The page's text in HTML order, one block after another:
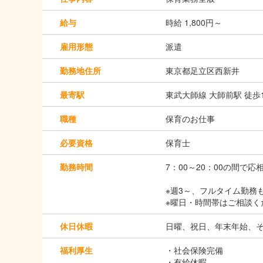
給与 時給 1,800円～
雇用形態 派遣
勤務地住所 東京都足立区西新井
最寄駅 東武大師線 大師前駅 徒
職種 保育のお仕事
必要資格 保育士
勤務時間
7：00～20：00の間で応
※週3～、フルタイム勤務
※曜日・時間帯はご相談
休日休暇 日曜、祝日、年末年始、
福利厚生
・社会保険完備